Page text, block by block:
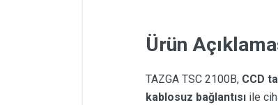
Ürün
TAZGA TSC 2100B, CCD
kablosuz bağlantısı ile